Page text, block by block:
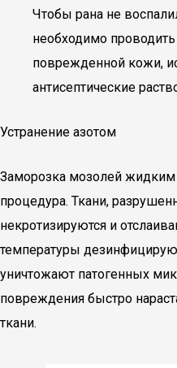
Чтобы рана не
необходимо
поврежденной кожи,
антисептические
Устранение азотом
Заморозка мозолей
процедура. Ткани,
некротизируются и
температуры
уничтожают патогенных
повреждения быстро
ткани.